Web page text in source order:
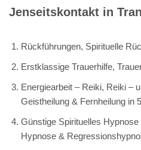
Jenseitskontakt in
Rückführungen, Spirituelle
Erstklassige Trauerhilfe,
Energiearbeit – Reiki, Reiki –
Geistheilung & Fernheilung in
Günstige Spirituelles
Hypnose &